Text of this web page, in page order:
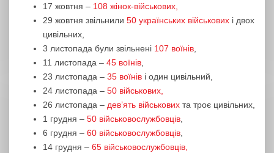
17 жовтня – 108 жінок-військових,
29 жовтня звільнили 50 українських військових і двох
цивільних,
3 листопада були звільнені 107 воїнів
11 листопада – 45 воїнів
23 листопада – 35 воїнів і один цивільний,
24 листопада – 50 військових,
26 листопада – дев’ять військових та троє цивільних,
1 грудня – 50 військовослужбовців
6 грудня – 60 військовослужбовців
14 грудня – 65 військовослужбовців,